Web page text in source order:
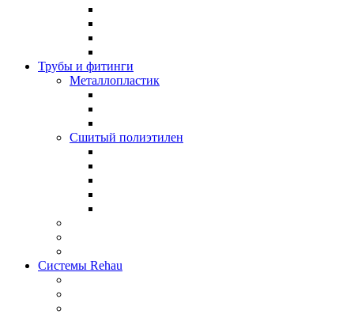
Трубы и фитинги
Металлопластик
Сшитый полиэтилен
Системы Rehau